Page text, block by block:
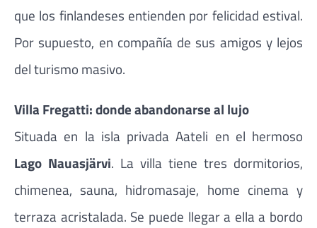
que los finlandeses entienden por felicidad estival.
Por supuesto, en compañía de sus amigos y lejos
del turismo masivo.
Villa Fregatti: donde abandonarse al lujo
Situada en la isla privada Aateli en el hermoso
Lago Nauasjärvi. La villa tiene tres dormitorios,
chimenea, sauna, hidromasaje, home cinema y
terraza acristalada. Se puede llegar a ella a bordo